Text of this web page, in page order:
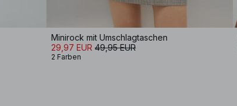
Minirock mit Umschlagtaschen
29,97 EUR 49,95 EUR
2 Farben